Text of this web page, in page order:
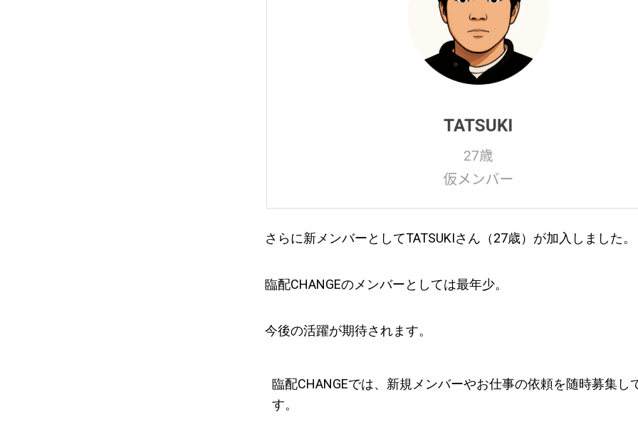
さらに新メンバーとしてTATSUKIさん（27歳）が加入しました。
臨配CHANGEのメンバーとしては最年少。
今後の活躍が期待されます。
臨配CHANGEでは、新規メンバーやお仕事の依頼を随時募集し
す。